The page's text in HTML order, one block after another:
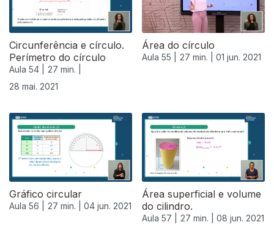
Circunferência e círculo.
Perímetro do círculo
Aula 54 |
27 min. |
28 mai. 2021
Área do círculo
Aula 55 | 27 min. | 01 jun. 2021
Gráfico circular
Aula 56 | 27 min. | 04 jun. 2021
Área superficial e volume
do cilindro.
Aula 57 | 27 min. | 08 jun. 2021